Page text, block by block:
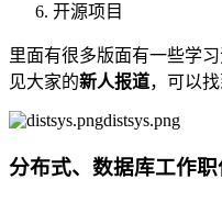
开源项目
里面有很多版面有一些学
见大家的新人报道，可以
distsys.png
分布式、数据库工作